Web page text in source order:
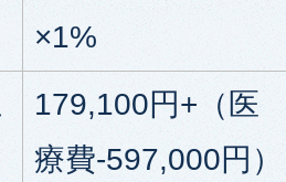
×1%
179,100円+（医
療費-597,000円）